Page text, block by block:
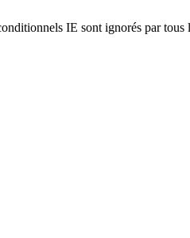
IE sont ignorés par tous